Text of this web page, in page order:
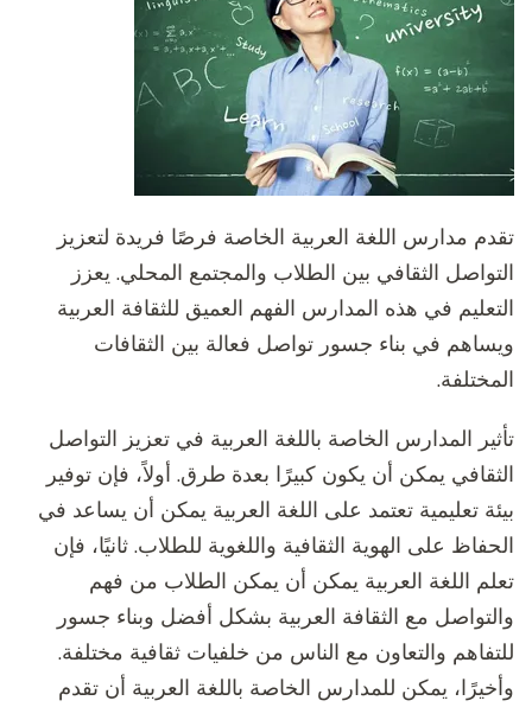
تقدم مدارس اللغة العربية الخاصة فرصًا فريدة لتعزيز
التواصل الثقافي بين الطلاب والمجتمع المحلي. يعزز
التعليم في هذه المدارس الفهم العميق للثقافة العربية
ويساهم في بناء جسور تواصل فعالة بين الثقافات
المختلفة.
تأثير المدارس الخاصة باللغة العربية في تعزيز التواصل
الثقافي يمكن أن يكون كبيرًا بعدة طرق. أولاً، فإن توفير
بيئة تعليمية تعتمد على اللغة العربية يمكن أن يساعد في
الحفاظ على الهوية الثقافية واللغوية للطلاب. ثانيًا، فإن
تعلم اللغة العربية يمكن أن يمكن الطلاب من فهم
والتواصل مع الثقافة العربية بشكل أفضل وبناء جسور
للتفاهم والتعاون مع الناس من خلفيات ثقافية مختلفة.
وأخيرًا، يمكن للمدارس الخاصة باللغة العربية أن تقدم